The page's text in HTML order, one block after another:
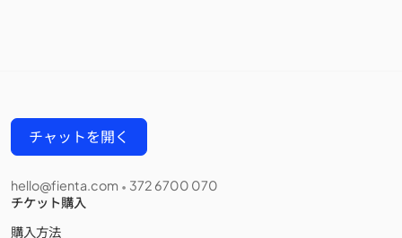
チャットを開く
hello@fienta.com • 372 6700 070
チケット購入
購入方法